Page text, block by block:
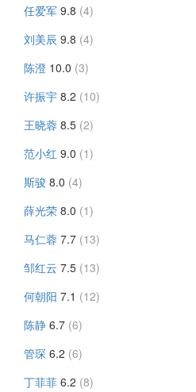
任爱军 9.8 (4)
刘美辰 9.8 (4)
陈澄 10.0 (3)
许振宇 8.2 (10)
王晓蓉 8.5 (2)
范小红 9.0 (1)
斯骏 8.0 (4)
薛光荣 8.0 (1)
马仁蓉 7.7 (13)
邹红云 7.5 (13)
何朝阳 7.1 (12)
陈静 6.7 (6)
管琛 6.2 (6)
丁菲菲 6.2 (8)